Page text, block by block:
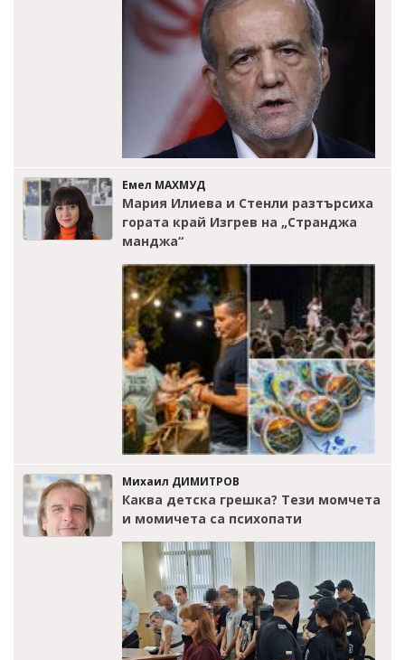
Емел МАХМУД
Мария Илиева и Стенли разтърсиха
гората край Изгрев на „Странджа
манджа“
Михаил ДИМИТРОВ
Каква детска грешка? Тези момчета
и момичета са психопати